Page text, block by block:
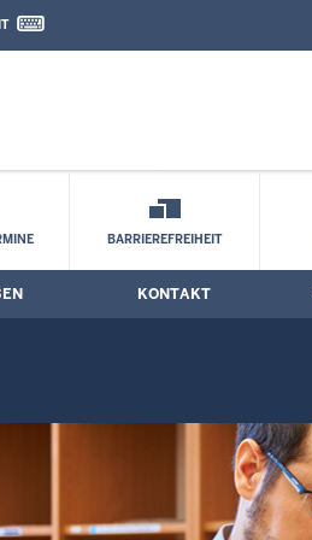
Kontaktformular
BARRIEREFREIHEIT
KONTAKT